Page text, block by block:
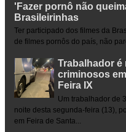
'Fazer pornô não
Brasileirinhas
Ter participado dos filmes da
de filmes pornôs do país, não
Trabalhador é
criminosos
Feira IX
Um trabalhador de
noite desta segunda-feira (13),
em Feira de Santa...